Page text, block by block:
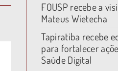
FOUSP recebe a
Mateus Wietecha
Tapiratiba recebe
para fortalecer
Saúde Digital